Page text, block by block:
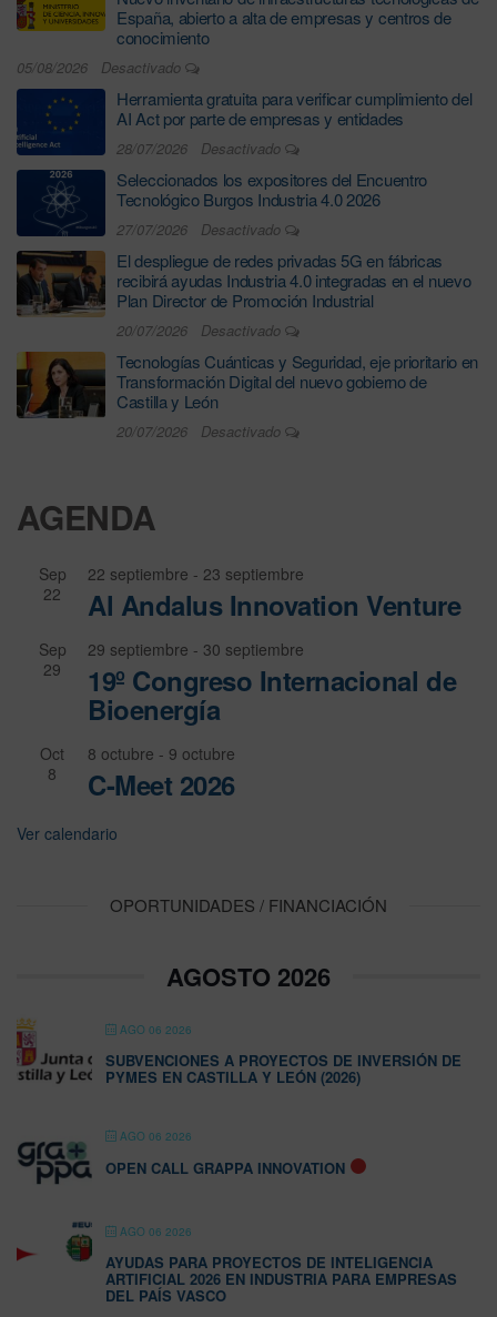
España, abierto a alta de empresas y centros de
conocimiento
05/08/2026 Desactivado
Herramienta gratuita para verificar cumplimiento del
AI Act por parte de empresas y entidades
28/07/2026 Desactivado
Seleccionados los expositores del Encuentro
Tecnológico Burgos Industria 4.0 2026
27/07/2026 Desactivado
El despliegue de redes privadas 5G en fábricas
recibirá ayudas Industria 4.0 integradas en el nuevo
Plan Director de Promoción Industrial
20/07/2026 Desactivado
Tecnologías Cuánticas y Seguridad, eje prioritario en
Transformación Digital del nuevo gobierno de
Castilla y León
20/07/2026 Desactivado
AGENDA
Sep
22
22 septiembre - 23 septiembre
Al Andalus Innovation Venture
Sep
29
29 septiembre - 30 septiembre
19º Congreso Internacional de
Bioenergía
Oct
8
8 octubre - 9 octubre
C-Meet 2026
Ver calendario
OPORTUNIDADES / FINANCIACIÓN
AGOSTO 2026
AGO 06 2026
SUBVENCIONES A PROYECTOS DE INVERSIÓN DE
PYMES EN CASTILLA Y LEÓN (2026)
AGO 06 2026
OPEN CALL GRAPPA INNOVATION
AGO 06 2026
AYUDAS PARA PROYECTOS DE INTELIGENCIA
ARTIFICIAL 2026 EN INDUSTRIA PARA EMPRESAS
DEL PAÍS VASCO